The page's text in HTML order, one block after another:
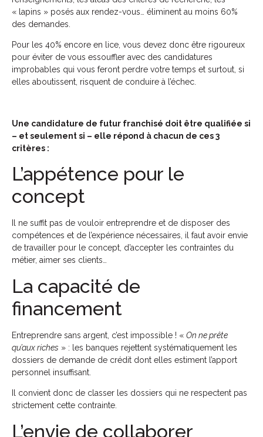
« lapins » posés aux rendez-vous… éliminent au moins 60%
des demandes.
Pour les 40% encore en lice, vous devez donc être rigoureux
pour éviter de vous essouffler avec des candidatures
improbables qui vous feront perdre votre temps et surtout, si
elles aboutissent, risquent de conduire à l’échec.
Une candidature de futur franchisé doit être qualifiée si
– et seulement si – elle répond à chacun de ces 3
critères :
L’appétence pour le
concept
Il ne suffit pas de vouloir entreprendre et de disposer des
compétences et de l’expérience nécessaires, il faut avoir envie
de travailler pour le concept, d’accepter les contraintes du
métier, aimer ses clients…
La capacité de
financement
Entreprendre sans argent, c’est impossible ! « On ne prête
qu’aux riches » : les banques rejettent systématiquement les
dossiers de demande de crédit dont elles estiment l’apport
personnel insuffisant.
Il convient donc de classer les dossiers qui ne respectent pas
strictement cette contrainte.
L’envie de collaborer